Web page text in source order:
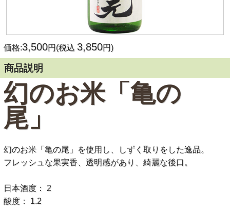
価格:3,500円(税込 3,850円)
商品説明
幻のお米「亀の
尾」
幻のお米「亀の尾」を使用し、しずく取りをした逸品。
フレッシュな果実香、透明感があり、綺麗な後口。
日本酒度： 2
酸度： 1.2